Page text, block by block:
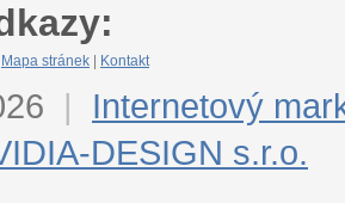
Mapa stránek Kontakt
|
Internetový
DESIGN s.r.o.